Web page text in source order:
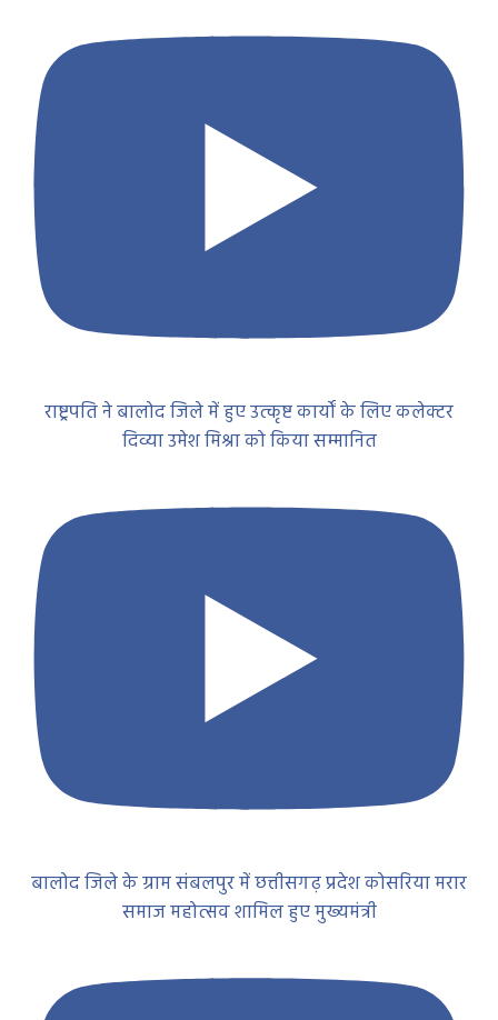
राष्ट्रपति ने बालोद जिले में हुए उत्कृष्ट कार्यों के लिए कलेक्टर
दिव्या उमेश मिश्रा को किया सम्मानित
बालोद जिले के ग्राम संबलपुर में छत्तीसगढ़ प्रदेश कोसरिया मरार
समाज महोत्सव शामिल हुए मुख्यमंत्री